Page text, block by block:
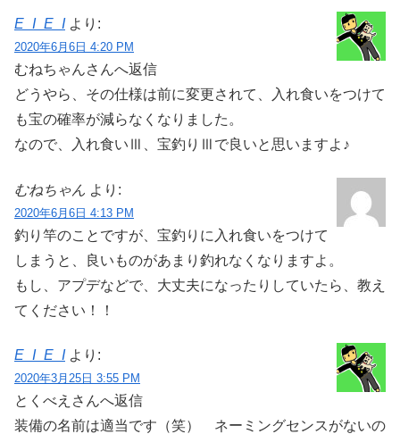
E_I_E_I より:
2020年6月6日 4:20 PM
むねちゃんさんへ返信
どうやら、その仕様は前に変更されて、入れ食いをつけて
も宝の確率が減らなくなりました。
なので、入れ食いⅢ、宝釣りⅢで良いと思いますよ♪
むねちゃん より:
2020年6月6日 4:13 PM
釣り竿のことですが、宝釣りに入れ食いをつけて
しまうと、良いものがあまり釣れなくなりますよ。
もし、アプデなどで、大丈夫になったりしていたら、教え
てください！！
E_I_E_I より:
2020年3月25日 3:55 PM
とくべえさんへ返信
装備の名前は適当です（笑） ネーミングセンスがないの